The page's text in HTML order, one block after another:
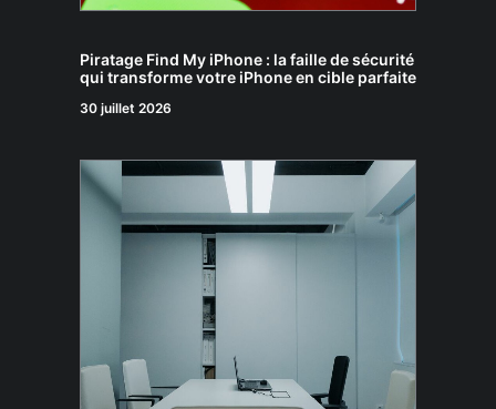
Piratage Find My iPhone : la faille de sécurité
qui transforme votre iPhone en cible parfaite
30 juillet 2026